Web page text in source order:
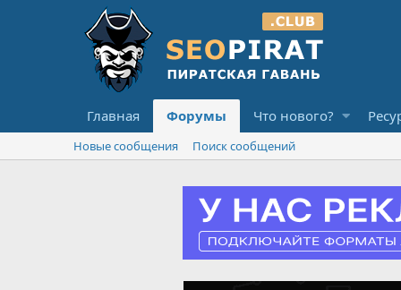
Главная Форумы Что нового?
Новые сообщения Поиск сообщений